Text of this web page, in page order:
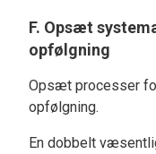
F. Opsæt
opfølgning
Opsæt processer
opfølgning.
En dobbelt